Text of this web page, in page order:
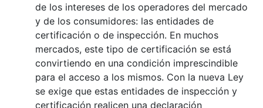
de los intereses de los operadores del mercado
y de los consumidores: las entidades de
certificación o de inspección. En muchos
mercados, este tipo de certificación se está
convirtiendo en una condición imprescindible
para el acceso a los mismos. Con la nueva Ley
se exige que estas entidades de inspección y
certificación realicen una declaración